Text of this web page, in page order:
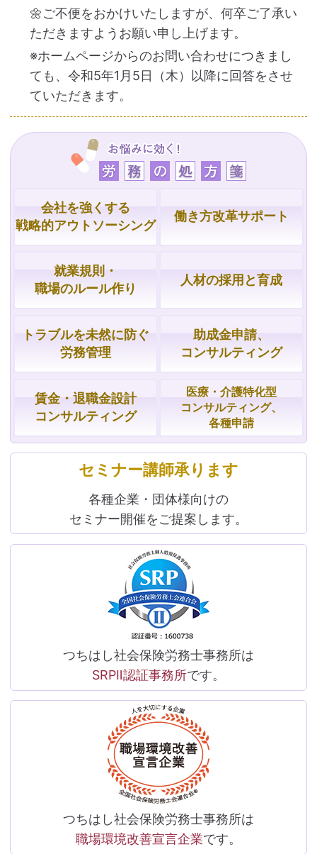
🌼ご不便をおかけいたしますが、何卒ご了承い
ただきますようお願い申し上げます。
※ホームページからのお問い合わせにつきまし
ても、令和5年1月5日（木）以降に回答をさせ
ていただきます。
会社を強くする
戦略的アウトソーシング
働き方改革サポート
就業規則・
職場のルール作り
人材の採用と育成
トラブルを未然に防ぐ
労務管理
助成金申請、
コンサルティング
賃金・ 退職金設計
コンサルティング
医療・介護特化型
コンサルティング、
各種申請
セミナー講師承ります
各種企業・団体様向けの
セミナー開催をご提案します。
つちはし社会保険労務士事務所は
SRPⅡ認証事務所です。
つちはし社会保険労務士事務所は
職場環境改善宣言企業です。